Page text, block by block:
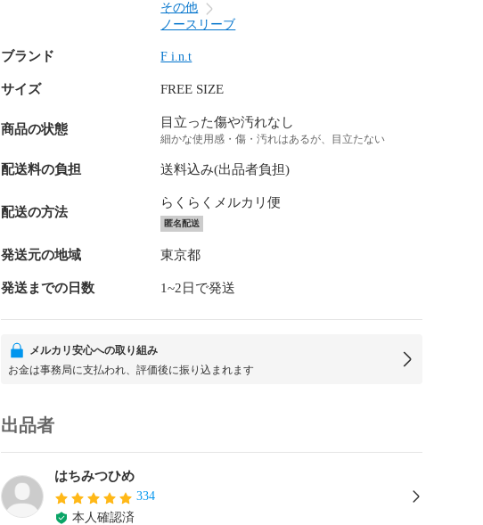
その他
ノースリーブ
ブランド F i.n.t
サイズ FREE SIZE
商品の状態 目立った傷や汚れなし
細かな使用感・傷・汚れはあるが、目立たない
配送料の負担 送料込み(出品者負担)
配送の方法
らくらくメルカリ便
匿名配送
発送元の地域 東京都
発送までの日数 1~2日で発送
メルカリ安心への取り組み
お金は事務局に支払われ、評価後に振り込まれます
出品者
はちみつひめ
334
本人確認済